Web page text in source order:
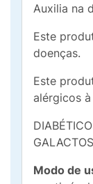
Auxilia na
Este
doenças.
Este
alérgicos
Modo de